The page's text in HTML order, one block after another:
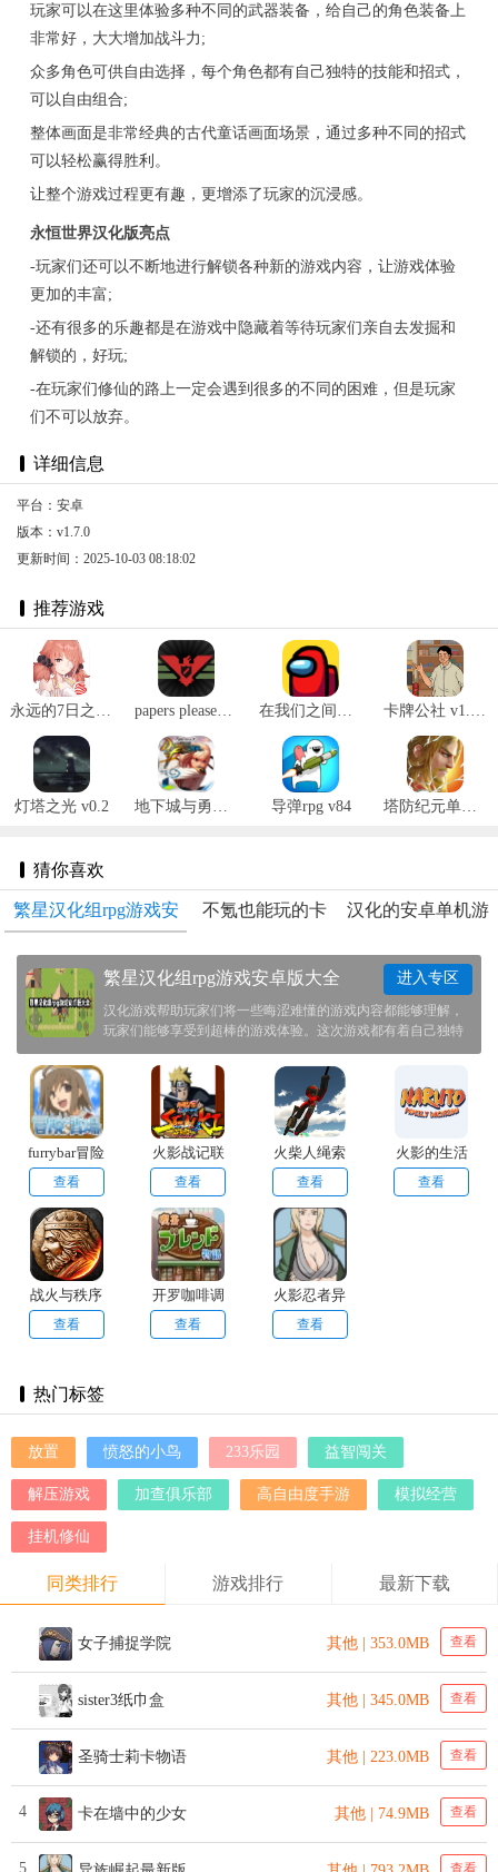
玩家可以在这里体验多种不同的武器装备，给自己的角色装备上
非常好，大大增加战斗力;
众多角色可供自由选择，每个角色都有自己独特的技能和招式，
可以自由组合;
整体画面是非常经典的古代童话画面场景，通过多种不同的招式
可以轻松赢得胜利。
让整个游戏过程更有趣，更增添了玩家的沉浸感。
永恒世界汉化版亮点
-玩家们还可以不断地进行解锁各种新的游戏内容，让游戏体验
更加的丰富;
-还有很多的乐趣都是在游戏中隐藏着等待玩家们亲自去发掘和
解锁的，好玩;
-在玩家们修仙的路上一定会遇到很多的不同的困难，但是玩家
们不可以放弃。
详细信息
平台：安卓
版本：v1.7.0
更新时间：2025-10-03 08:18:02
推荐游戏
papers please安卓汉化版 v1.4.12
灯塔之光 v0.2 导弹rpg v84 塔防纪元单机版 v1.0
猜你喜欢
繁星汉化组rpg游戏安 不氪也能玩的卡 汉化的安卓单机游
繁星汉化组rpg游戏安卓版大全
汉化游戏帮助玩家们将一些晦涩难懂的游戏内容都能够理解，
玩家们能够享受到超棒的游戏体验。这次游戏都有着自己独特
大家整理了一些相关游戏，喜欢的玩家可以来看看。
进入专区
furrybar冒险
酒馆汉化版
查看
火影战记联
机版
查看
火柴人绳索
英雄2老版
本
查看
火影的生活
查看
战火与秩序
国际服
查看
开罗咖啡调
合物语
查看
火影忍者异
族崛起
查看
热门标签
放置 愤怒的小鸟 233乐园 益智闯关
解压游戏 加查俱乐部 高自由度手游 模拟经营
挂机修仙
同类排行 游戏排行 最新下载
女子捕捉学院 其他 | 353.0MB 查看
sister3纸巾盒 其他 | 345.0MB 查看
圣骑士莉卡物语 其他 | 223.0MB 查看
4 卡在墙中的少女 其他 | 74.9MB 查看
5 查看